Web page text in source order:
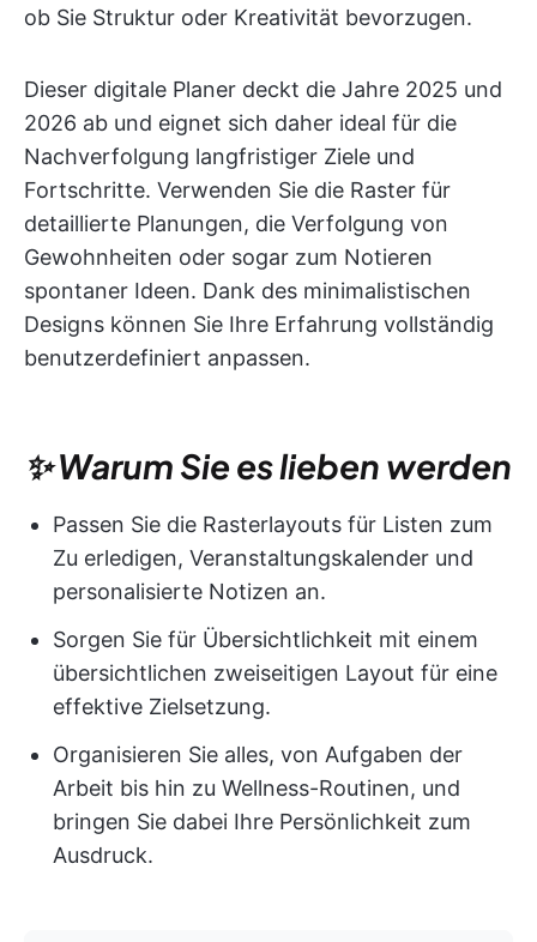
ob Sie Struktur oder Kreativität bevorzugen.
Dieser digitale Planer deckt die Jahre 2025 und
2026 ab und eignet sich daher ideal für die
Nachverfolgung langfristiger Ziele und
Fortschritte. Verwenden Sie die Raster für
detaillierte Planungen, die Verfolgung von
Gewohnheiten oder sogar zum Notieren
spontaner Ideen. Dank des minimalistischen
Designs können Sie Ihre Erfahrung vollständig
benutzerdefiniert anpassen.
✨ Warum Sie es lieben werden
Passen Sie die Rasterlayouts für Listen zum
Zu erledigen, Veranstaltungskalender und
personalisierte Notizen an.
Sorgen Sie für Übersichtlichkeit mit einem
übersichtlichen zweiseitigen Layout für eine
effektive Zielsetzung.
Organisieren Sie alles, von Aufgaben der
Arbeit bis hin zu Wellness-Routinen, und
bringen Sie dabei Ihre Persönlichkeit zum
Ausdruck.